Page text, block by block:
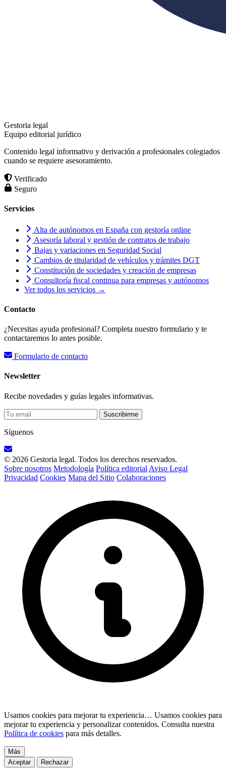
Gestoria legal
Equipo editorial jurídico
Contenido legal informativo y derivación a profesionales colegiados
cuando se requiere asesoramiento.
Verificado
Seguro
Servicios
Alta de autónomos en España con gestoría online
Asesoría laboral y gestión de contratos de trabajo
Bajas y variaciones en Seguridad Social
Cambios de titularidad de vehículos y trámites DGT
Constitución de sociedades y creación de empresas
Consultoría fiscal continua para empresas y autónomos
Ver todos los servicios →
Contacto
¿Necesitas ayuda profesional? Completa nuestro formulario y te
contactaremos lo antes posible.
Formulario de contacto
Newsletter
Recibe novedades y guías legales informativas.
Suscribirme
Síguenos
© 2026 Gestoria legal. Todos los derechos reservados.
Sobre nosotros Metodología Política editorial Aviso Legal
Privacidad Cookies Mapa del Sitio Colaboraciones
Usamos cookies para mejorar tu experiencia… Usamos cookies para
mejorar tu experiencia y personalizar contenidos. Consulta nuestra
Política de cookies para más detalles.
Más
Aceptar
Rechazar